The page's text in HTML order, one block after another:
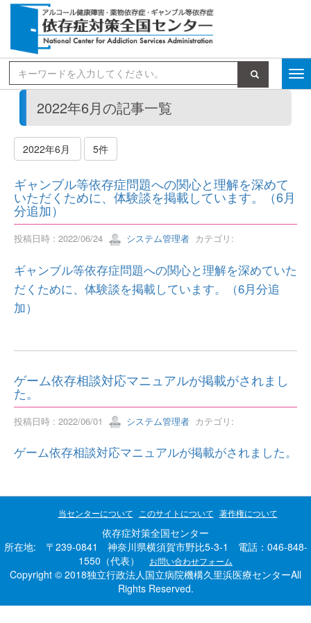
検索
2022年6月の記事一覧
2022年6月 5件
ギャンブル等依存症問題への関心と理解を深めて
いただくために、体験談を掲載しています。（6月
分追加）
投稿日時 : 2022/06/24 システム管理者 カテゴリ:
ギャンブル等依存症問題への関心と理解を深めていた
だくために、体験談を掲載しています。（6月分追
加）
ゲーム依存相談対応マニュアルが掲載がされまし
た。
投稿日時 : 2022/06/01 システム管理者 カテゴリ:
ゲーム依存相談対応マニュアルが掲載がされました。
当センターについて このサイトについて 著作権について
依存症対策全国センター
所在地: 〒239-0841 神奈川県横須賀市野比5-3-1 電話：046-848-
1550（代表）
お問い合わせフォーム
Copyright © 2018独立行政法人国立病院機構久里浜医療センターAll
Rights Reserved.